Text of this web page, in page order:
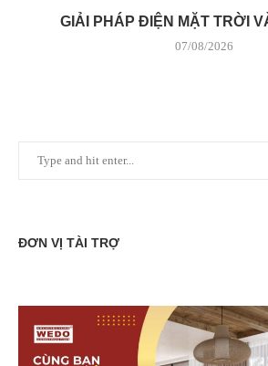
GIẢI PHÁP ĐIỆN MẶT TRỜI
07/08/2026
ĐƠN VỊ TÀI TRỢ